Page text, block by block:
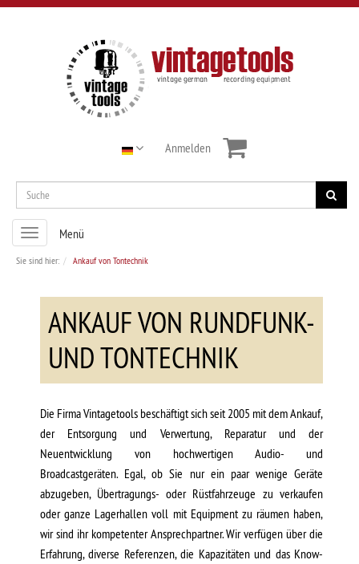
Anmelden
Toggle
navigation
Menü
Sie sind hier: Ankauf von Tontechnik
ANKAUF VON RUNDFUNK-
UND TONTECHNIK
Die Firma Vintagetools beschäftigt sich seit 2005 mit dem Ankauf,
der Entsorgung und Verwertung, Reparatur und der
Neuentwicklung von hochwertigen Audio- und
Broadcastgeräten. Egal, ob Sie nur ein paar wenige Geräte
abzugeben, Übertragungs- oder Rüstfahrzeuge zu verkaufen
oder ganze Lagerhallen voll mit Equipment zu räumen haben,
wir sind ihr kompetenter Ansprechpartner. Wir verfügen über die
Erfahrung, diverse Referenzen, die Kapazitäten und das Know-